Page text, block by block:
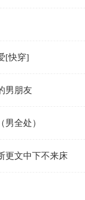
[快穿]
男朋友
男全处）
更文中下不来床